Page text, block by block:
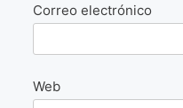
Correo electrónico
Web